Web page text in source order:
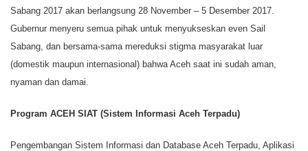
Sabang 2017 akan berlangsung 28 November – 5 Desember 2017.
Gubernur menyeru semua pihak untuk menyukseskan even Sail
Sabang, dan bersama-sama mereduksi stigma masyarakat luar
(domestik maupun internasional) bahwa Aceh saat ini sudah aman,
nyaman dan damai.
Program ACEH SIAT (Sistem Informasi Aceh Terpadu)
Pengembangan Sistem Informasi dan Database Aceh Terpadu, Aplikasi